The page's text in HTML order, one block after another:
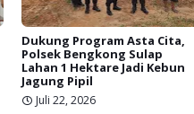
Dukung Program Asta Cita,
Polsek Bengkong Sulap
Lahan 1 Hektare Jadi Kebun
Jagung Pipil
Juli 22, 2026